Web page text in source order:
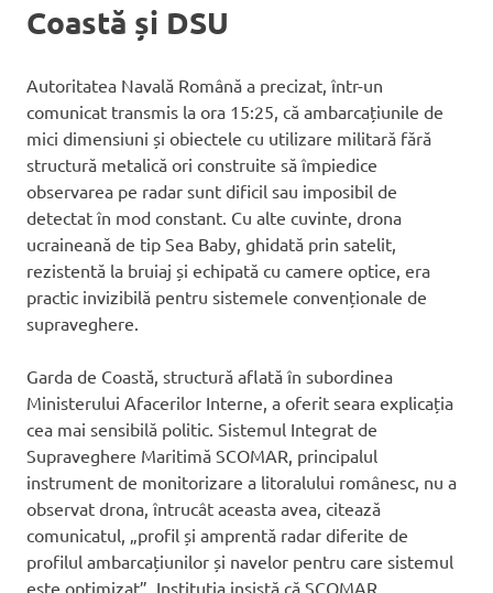
Coastă și DSU
Autoritatea Navală Română a precizat, într-un
comunicat transmis la ora 15:25, că ambarcațiunile de
mici dimensiuni și obiectele cu utilizare militară fără
structură metalică ori construite să împiedice
observarea pe radar sunt dificil sau imposibil de
detectat în mod constant. Cu alte cuvinte, drona
ucraineană de tip Sea Baby, ghidată prin satelit,
rezistentă la bruiaj și echipată cu camere optice, era
practic invizibilă pentru sistemele convenționale de
supraveghere.
Garda de Coastă, structură aflată în subordinea
Ministerului Afacerilor Interne, a oferit seara explicația
cea mai sensibilă politic. Sistemul Integrat de
Supraveghere Maritimă SCOMAR, principalul
instrument de monitorizare a litoralului românesc, nu a
observat drona, întrucât aceasta avea, citează
comunicatul, „profil și amprentă radar diferite de
profilul ambarcațiunilor și navelor pentru care sistemul
este optimizat”. Instituția insistă că SCOMAR